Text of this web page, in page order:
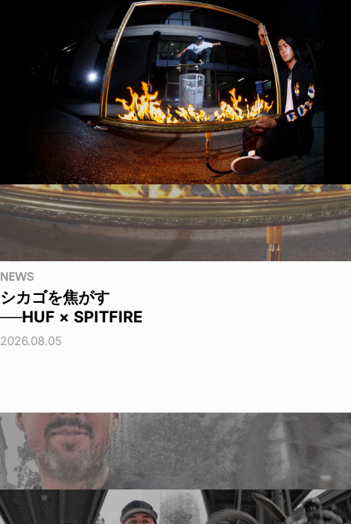
NEWS
シカゴを焦がす
──HUF × SPITFIRE
2026.08.05